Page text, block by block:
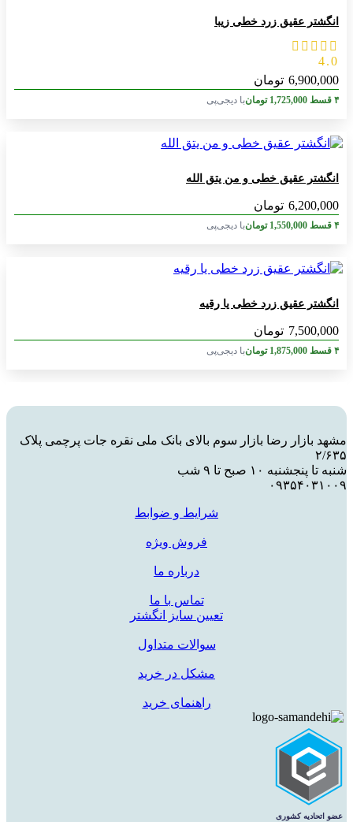
انگشتر عقیق زرد خطی زیبا
4.0
6,900,000 تومان
۴ قسط 1,725,000 تومانبا دیجی‌پی
انگشتر عقیق خطی و من یتق الله
6,200,000 تومان
۴ قسط 1,550,000 تومانبا دیجی‌پی
انگشتر عقیق زرد خطی یا رقیه
7,500,000 تومان
۴ قسط 1,875,000 تومانبا دیجی‌پی
مشهد بازار رضا بازار سوم بالای بانک ملی نقره جات پرچمی پلاک
۲/۶۳۵
شنبه تا پنجشنبه ۱۰ صبح تا ۹ شب
۰۹۳۵۴۰۳۱۰۰۹
شرایط و ضوابط
فروش ویژه
درباره ما
تماس با ما
تعیین سایز انگشتر
سوالات متداول
مشکل در خرید
راهنمای خرید